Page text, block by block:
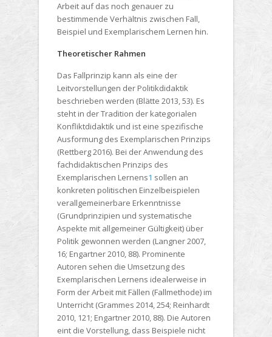
Arbeit auf das noch genauer zu
bestimmende Verhältnis zwischen Fall,
Beispiel und Exemplarischem Lernen hin.
Theoretischer Rahmen
Das Fallprinzip kann als eine der
Leitvorstellungen der Politikdidaktik
beschrieben werden (Blätte 2013, 53). Es
steht in der Tradition der kategorialen
Konfliktdidaktik und ist eine spezifische
Ausformung des Exemplarischen Prinzips
(Rettberg 2016). Bei der Anwendung des
fachdidaktischen Prinzips des
Exemplarischen Lernens1 sollen an
konkreten politischen Einzelbeispielen
verallgemeinerbare Erkenntnisse
(Grundprinzipien und systematische
Aspekte mit allgemeiner Gültigkeit) über
Politik gewonnen werden (Langner 2007,
16; Engartner 2010, 88). Prominente
Autoren sehen die Umsetzung des
Exemplarischen Lernens idealerweise in
Form der Arbeit mit Fällen (Fallmethode) im
Unterricht (Grammes 2014, 254; Reinhardt
2010, 121; Engartner 2010, 88). Die Autoren
eint die Vorstellung, dass Beispiele nicht